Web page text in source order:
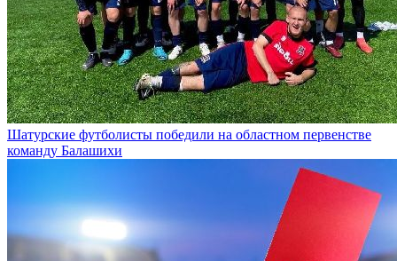
Шатурские футболисты победили на областном первенстве
команду Балашихи